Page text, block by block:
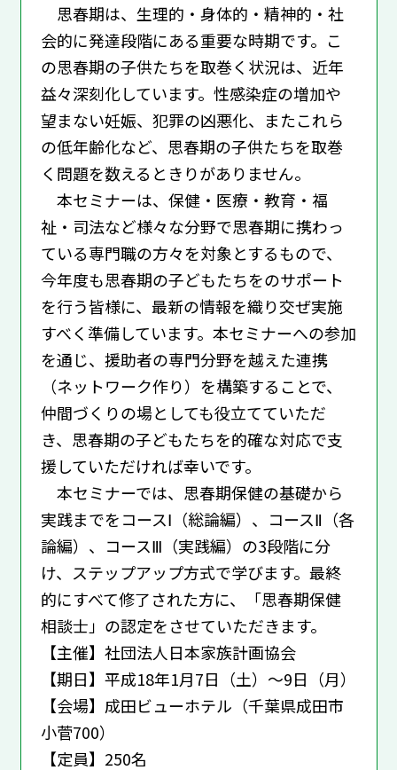
思春期は、生理的・身体的・精神的・社
会的に発達段階にある重要な時期です。こ
の思春期の子供たちを取巻く状況は、近年
益々深刻化しています。性感染症の増加や
望まない妊娠、犯罪の凶悪化、またこれら
の低年齢化など、思春期の子供たちを取巻
く問題を数えるときりがありません。
本セミナーは、保健・医療・教育・福
祉・司法など様々な分野で思春期に携わっ
ている専門職の方々を対象とするもので、
今年度も思春期の子どもたちをのサポート
を行う皆様に、最新の情報を織り交ぜ実施
すべく準備しています。本セミナーへの参加
を通じ、援助者の専門分野を越えた連携
（ネットワーク作り）を構築することで、
仲間づくりの場としても役立てていただ
き、思春期の子どもたちを的確な対応で支
援していただければ幸いです。
本セミナーでは、思春期保健の基礎から
実践までをコースⅠ（総論編）、コースⅡ（各
論編）、コースⅢ（実践編）の3段階に分
け、ステップアップ方式で学びます。最終
的にすべて修了された方に、「思春期保健
相談士」の認定をさせていただきます。
【主催】社団法人日本家族計画協会
【期日】平成18年1月7日（土）～9日（月）
【会場】成田ビューホテル（千葉県成田市
小菅700）
【定員】250名